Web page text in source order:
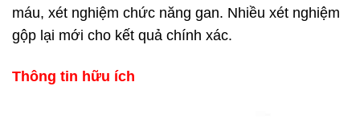
máu, xét nghiệm chức năng gan. Nhiều xét nghiệm
gộp lại mới cho kết quả chính xác.
Thông tin hữu ích